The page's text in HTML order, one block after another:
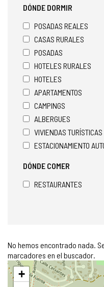
DÓNDE DORMIR
POSADAS REALES
CASAS RURALES
POSADAS
HOTELES RURALES
HOTELES
APARTAMENTOS
CAMPINGS
ALBERGUES
VIVIENDAS TURÍSTICAS
ESTACIONAMIENTO
DÓNDE COMER
RESTAURANTES
No hemos encontrado nada.
marcadores en el buscador.
Saltar
mapa
+